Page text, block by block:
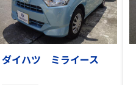
ダイハツ ミライース